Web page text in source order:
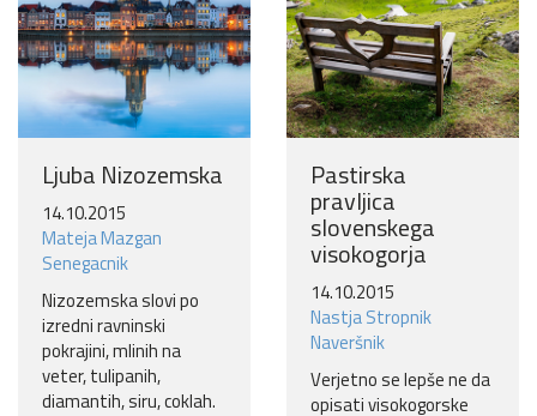
Ljuba Nizozemska
14.10.2015
Mateja Mazgan
Senegacnik
Nizozemska slovi po
izredni ravninski
pokrajini, mlinih na
veter, tulipanih,
diamantih, siru, coklah.
Pastirska
pravljica
slovenskega
visokogorja
14.10.2015
Nastja Stropnik
Naveršnik
Verjetno se lepše ne da
opisati visokogorske